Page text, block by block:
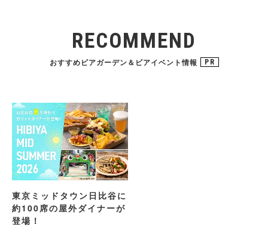
RECOMMEND
おすすめビアガーデン＆ビアイベント情報 PR
東京ミッドタウン日比谷に
約100席の屋外ダイナーが
登場！